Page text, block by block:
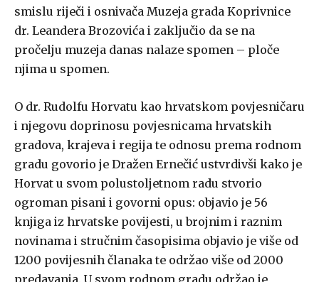
smislu riječi i osnivača Muzeja grada Koprivnice
dr. Leandera Brozovića i zaključio da se na
pročelju muzeja danas nalaze spomen – ploče
njima u spomen.
O dr. Rudolfu Horvatu kao hrvatskom povjesničaru
i njegovu doprinosu povjesnicama hrvatskih
gradova, krajeva i regija te odnosu prema rodnom
gradu govorio je Dražen Ernečić ustvrdivši kako je
Horvat u svom polustoljetnom radu stvorio
ogroman pisani i govorni opus: objavio je 56
knjiga iz hrvatske povijesti, u brojnim i raznim
novinama i stručnim časopisima objavio je više od
1200 povijesnih članaka te održao više od 2000
predavanja. U svom rodnom gradu održao je